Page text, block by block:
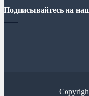
Подписывайтесь на